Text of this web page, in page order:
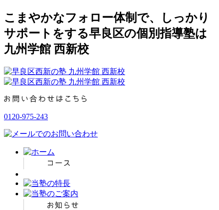
こまやかなフォロー体制で、しっかり
サポートをする早良区の個別指導塾は
九州学館 西新校
0120-975-243